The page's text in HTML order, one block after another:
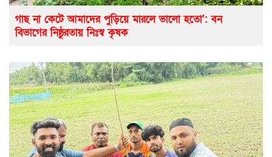
গাছ না কেটে আমাদের পুড়িয়ে মারলে ভালো হতো’: বন
বিভাগের নিষ্ঠুরতায় নিঃস্ব কৃষক